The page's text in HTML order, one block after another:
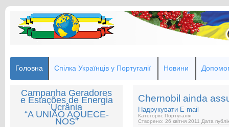
Головна Спілка Українців у Португалії Новини
Campanha Geradores
e Estações de Energia
Ucrânia
“A UNIÃO AQUECE-
NOS”
Chernobil ainda
Надрукувати E-mail
Категорія: Португалія
Створено: 26 квітня 2011 Дата